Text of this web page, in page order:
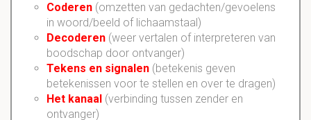
Coderen (omzetten van gedachten/gevoelens
in woord/beeld of lichaamstaal)
Decoderen (weer vertalen of interpreteren van
boodschap door ontvanger)
Tekens en signalen (betekenis geven
betekenissen voor te stellen en over te dragen)
Het kanaal (verbinding tussen zender en
ontvanger)